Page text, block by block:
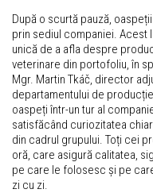
După o scurtă pauză,
prin sediul companiei.
unică de a afla despre
veterinare din portofoliu, în
Mgr. Martin Tkáč, director
departamentului de
oaspeți într-un tur al
satisfăcând curiozitatea
din cadrul grupului. Toți cei
oră, care asigură calitatea,
pe care le folosesc și pe
zi cu zi.